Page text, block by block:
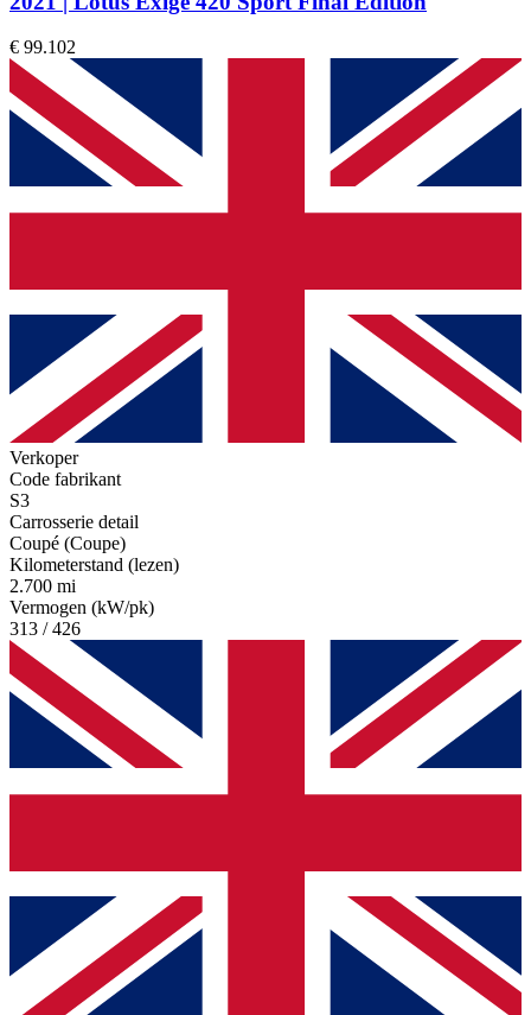
€ 99.102
Verkoper
Code fabrikant
S3
Carrosserie detail
Coupé (Coupe)
Kilometerstand (lezen)
2.700 mi
Vermogen (kW/pk)
313 / 426